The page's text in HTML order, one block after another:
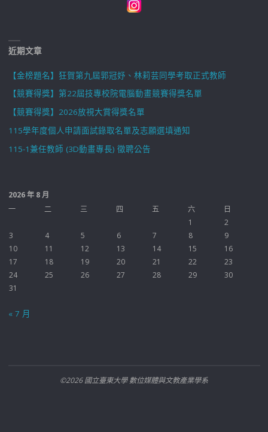
近期文章
【金榜題名】狂賀第九屆郭冠妤、林莉芸同學考取正式教師
【競賽得獎】第22屆技專校院電腦動畫競賽得獎名單
【競賽得獎】2026放視大賞得獎名單
115學年度個人申請面試錄取名單及志願選填通知
115-1兼任教師 (3D動畫專長) 徵聘公告
2026 年 8 月
一
二 三 四 五 六
日
1
2
3
4 5 6 7 8
9
10
11 12 13 14 15
16
17
18 19 20 21 22
23
24
25 26 27 28 29
30
31
« 7 月
©2026 國立臺東大學 數位媒體與文教產業學系